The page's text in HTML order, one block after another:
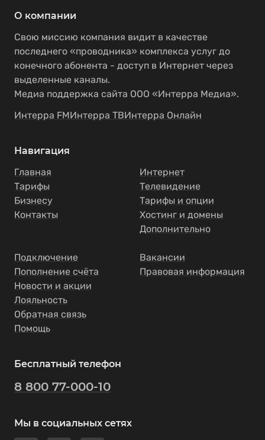
О компании
Свою миссию компания видит в качестве
последнего «проводника» комплекса услуг до
конечного абонента - доступ в Интернет через
выделенные каналы.
Медиа поддержка сайта ООО «Интерра Медиа».
Интерра FMИнтерра ТВИнтерра Онлайн
Навигация
Главная
Тарифы
Бизнесу
Контакты
Интернет
Телевидение
Тарифы и опции
Хостинг и домены
Дополнительно
Подключение
Пополнение счёта
Новости и акции
Лояльность
Обратная связь
Помощь
Вакансии
Правовая информация
Бесплатный телефон
8 800 77-000-10
Мы в социальных сетях